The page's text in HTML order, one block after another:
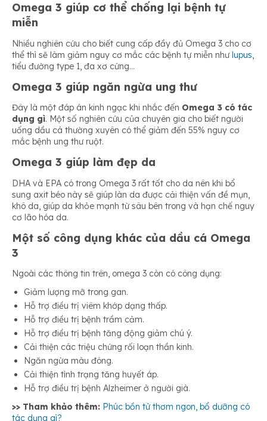
Omega 3 giúp cơ thể chống lại bệnh tự
miễn
Nhiều nghiên cứu cho biết cung cấp đầy đủ Omega 3 cho cơ
thể thì sẽ làm giảm nguy cơ mắc các bệnh tự miễn nhưlupus,
tiểu đường type 1, đa xơ cứng…
Omega 3 giúp ngăn ngừa ung thư
Đây là một đáp án kinh ngạc khi nhắc đến Omega 3 có tác
dụng gì. Một số nghiên cứu của chuyên gia cho biết người
uống dầu cá thường xuyên có thể giảm đến 55% nguy cơ
mắc bệnh ung thư ruột.
Omega 3 giúp làm đẹp da
DHA và EPA có trong Omega 3 rất tốt cho da nên khi bổ
sung axit béo này sẽ giúp làn da được cải thiện vấn đề mụn,
khô da, giúp da khỏe mạnh từ sâu bên trong và hạn chế nguy
cơ lão hóa da.
Một số công dụng khác của dầu cá Omega
3
Ngoài các thông tin trên, omega 3 còn có công dụng:
Giảm lượng mỡ trong gan.
Hỗ trợ điều trị viêm khớp dạng thấp.
Hỗ trợ điều trị bệnh trầm cảm.
Hỗ trợ điều trị bệnh tăng động giảm chú ý.
Cải thiện các triệu chứng rối loạn thần kinh.
Ngăn ngừa màu đông.
Cải thiện tình trạng tăng huyết áp.
Hỗ trợ điều trị bệnh Alzheimer ở người già.
>> Tham khảo thêm: Phúc bồn tử thơm ngon, bổ dưỡng có
tác dụng gì?